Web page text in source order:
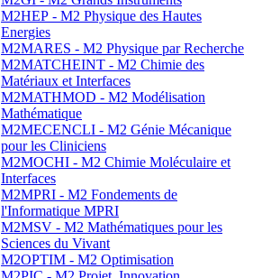
M2HEP - M2 Physique des Hautes
Energies
M2MARES - M2 Physique par Recherche
M2MATCHEINT - M2 Chimie des
Matériaux et Interfaces
M2MATHMOD - M2 Modélisation
Mathématique
M2MECENCLI - M2 Génie Mécanique
pour les Cliniciens
M2MOCHI - M2 Chimie Moléculaire et
Interfaces
M2MPRI - M2 Fondements de
l'Informatique MPRI
M2MSV - M2 Mathématiques pour les
Sciences du Vivant
M2OPTIM - M2 Optimisation